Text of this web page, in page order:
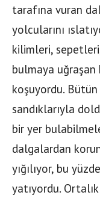
tarafına vuran
yolcularını
kilimleri,
bulmaya uğraşan
koşuyordu.
sandıklarıyla
bir yer
dalgalardan
yığılıyor, bu
yatıyordu.